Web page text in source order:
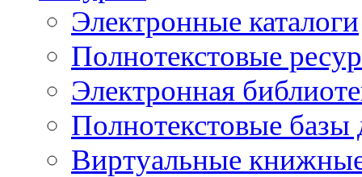
Электронные каталоги
Полнотекстовые
Электронная
Полнотекстовые
Виртуальные